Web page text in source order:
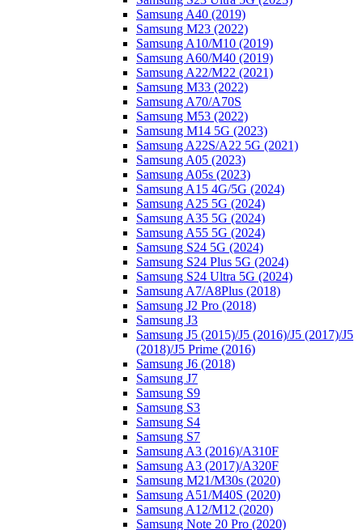
Samsung A40 (2019)
Samsung M23 (2022)
Samsung A10/M10 (2019)
Samsung A60/M40 (2019)
Samsung A22/M22 (2021)
Samsung M33 (2022)
Samsung A70/A70S
Samsung M53 (2022)
Samsung M14 5G (2023)
Samsung A22S/A22 5G (2021)
Samsung A05 (2023)
Samsung A05s (2023)
Samsung A15 4G/5G (2024)
Samsung A25 5G (2024)
Samsung A35 5G (2024)
Samsung A55 5G (2024)
Samsung S24 5G (2024)
Samsung S24 Plus 5G (2024)
Samsung S24 Ultra 5G (2024)
Samsung A7/A8Plus (2018)
Samsung J2 Pro (2018)
Samsung J3
Samsung J5 (2015)/J5 (2016)/J5 (2017)/J5
(2018)/J5 Prime (2016)
Samsung J6 (2018)
Samsung J7
Samsung S9
Samsung S3
Samsung S4
Samsung S7
Samsung A3 (2016)/A310F
Samsung A3 (2017)/A320F
Samsung M21/M30s (2020)
Samsung A51/M40S (2020)
Samsung A12/M12 (2020)
Samsung Note 20 Pro (2020)